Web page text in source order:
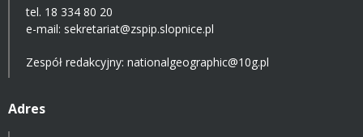
tel. 18 334 80 20
e-mail: sekretariat@zspip.slopnice.pl
Zespół redakcyjny: nationalgeographic@10g.pl
Adres